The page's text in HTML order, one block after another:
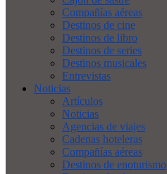
Compañías aéreas
Destinos de cine
Destinos de libro
Destinos de series
Destinos musicales
Entrevistas
Noticias
Artículos
Noticias
Agencias de viajes
Cadenas hoteleras
Compañías aéreas
Destinos de enoturismo